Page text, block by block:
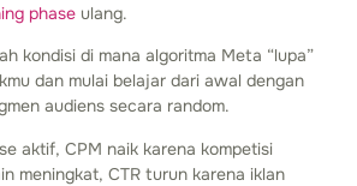
phase ulang.
kondisi di mana algoritma Meta “lupa”
dan mulai belajar dari awal dengan
audiens secara random.
aktif, CPM naik karena kompetisi
meningkat, CTR turun karena iklan